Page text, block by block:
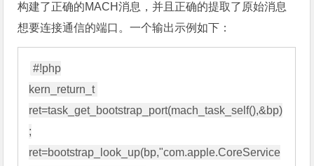
构建了正确的MACH消息，并且正确的提取了原始消息
想要连接通信的端口。一个输出示例如下：
#!php
kern_return_t
ret=task_get_bootstrap_port(mach_task_self(),&bp)
;
ret=bootstrap_look_up(bp,"com.apple.CoreService